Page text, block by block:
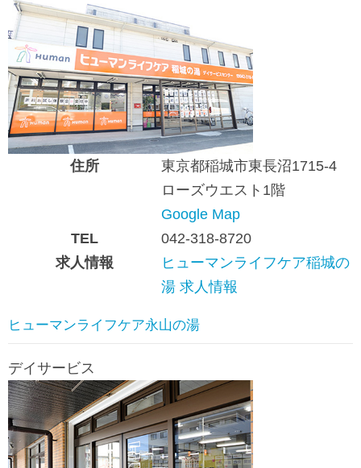
住所
東京都稲城市東長沼1715-4
ローズウエスト1階
Google Map
TEL
042-318-8720
求人情報
ヒューマンライフケア稲城の
湯 求人情報
ヒューマンライフケア永山の湯
デイサービス